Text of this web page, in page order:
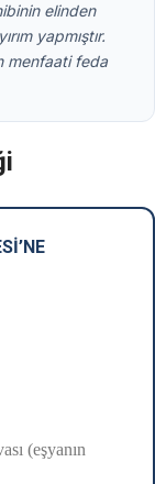
elinden
yapmıştır.
menfaati feda
(eşyanın